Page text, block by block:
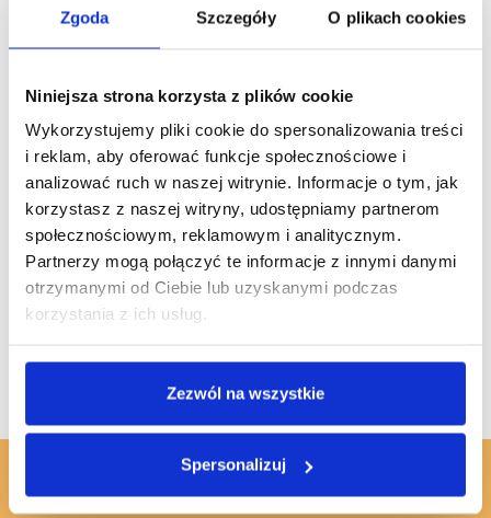
Zgoda Szczegóły O plikach cookies
Niniejsza strona korzysta z plików cookie
Wykorzystujemy pliki cookie do spersonalizowania treści
i reklam, aby oferować funkcje społecznościowe i
analizować ruch w naszej witrynie. Informacje o tym, jak
korzystasz z naszej witryny, udostępniamy partnerom
społecznościowym, reklamowym i analitycznym.
Partnerzy mogą połączyć te informacje z innymi danymi
otrzymanymi od Ciebie lub uzyskanymi podczas
korzystania z ich usług.
Zezwól na wszystkie
Spersonalizuj
Tylko litery, kropka (.) i spacja są dozwolone.
E-mail
Hasło
Zapisz się do newslettera
Możesz zrezygnować w każdej chwili.